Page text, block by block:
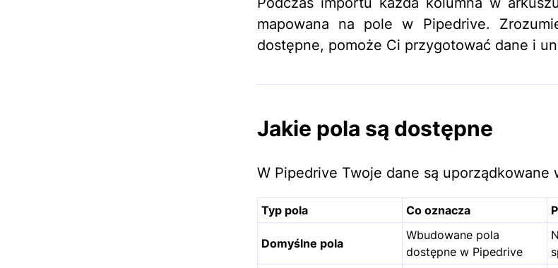
mapowana na pole w Pipedrive.
dostępne, pomoże Ci przygotować dane i
Jakie pola są dostępne
W Pipedrive Twoje dane są uporządkowane
Typ pola Co oznacza
Domyślne pola
Wbudowane pola
dostępne w Pipedrive